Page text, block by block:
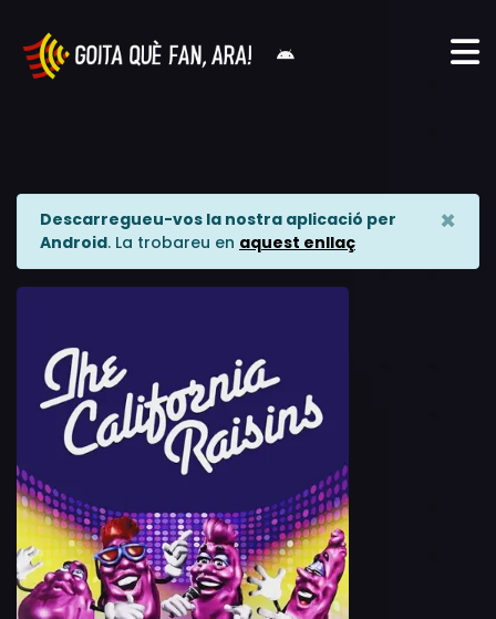
Descarregueu-vos la nostra aplicació per
Android. La trobareu en aquest enllaç
×